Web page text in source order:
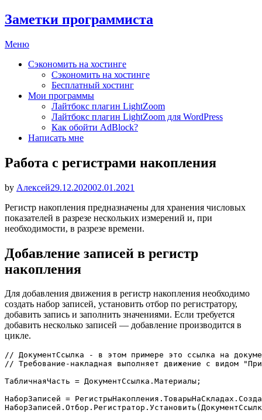
Заметки программиста
Перейти
содержимому
Меню
Сэкономить на хостинге
Сэкономить на хостинге
Бесплатный хостинг
Мои программы
Лайтбокс плагин LightZoom
Лайтбокс плагин LightZoom для WordPress
Как обойти AdBlock?
Написать мне
Работа с регистрами накопления
by АлексейОпубликовано
29.12.202002.01.2021
Регистр накопления предназначены для хранения числовых
показателей в разрезе нескольких измерений и, при
необходимости, в разрезе времени.
Добавление записей в регистр
накопления
Для добавления движения в регистр накопления необходимо
создать набор записей, установить отбор по регистратору,
добавить запись и заполнить значениями. Если требуется
добавить несколько записей — добавление производится в
цикле.
// ДокументСсылка - в этом примере это ссылка на
// Требование-накладная выполняет движение с видом
ТабличнаяЧасть = ДокументСсылка . Материалы ;
НаборЗаписей = РегистрыНакопления . ТоварыНаСкладах .
НаборЗаписей . Отбор . Регистратор . Установить (